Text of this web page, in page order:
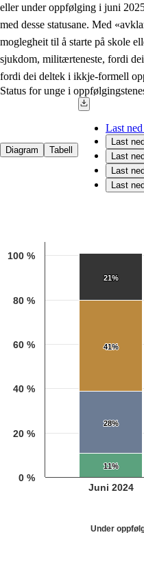
eller under oppfølging i juni
med desse statusane. Med
moglegheit til å starte på skole
sjukdom, militærteneste, fordi
fordi dei deltek i ikkje-formell
Status for unge i
Diagram Tabell
Last
Last
Last
Last
Last
Bar chart with 4 data series.
The chart has 1 X axis displaying
The chart has 1 Y axis
11%
11%
28%
28%
41%
41%
21%
21%
Juni 2024
0 %
100 %
20 %
40 %
60 %
80 %
Under